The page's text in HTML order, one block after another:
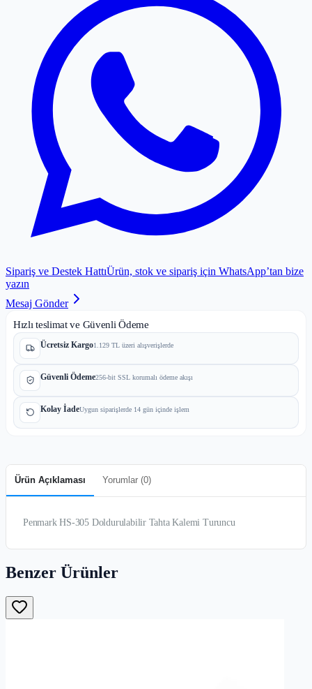
Sipariş ve Destek HattıÜrün, stok ve sipariş için WhatsApp’tan bize
yazın
Mesaj Gönder
Hızlı teslimat ve Güvenli Ödeme
Ücretsiz Kargo1.129 TL üzeri alışverişlerde
Güvenli Ödeme256-bit SSL korumalı ödeme akışı
Kolay İadeUygun siparişlerde 14 gün içinde işlem
Ürün Açıklaması Yorumlar (0)
Penmark HS-305 Doldurulabilir Tahta Kalemi Turuncu
Benzer Ürünler